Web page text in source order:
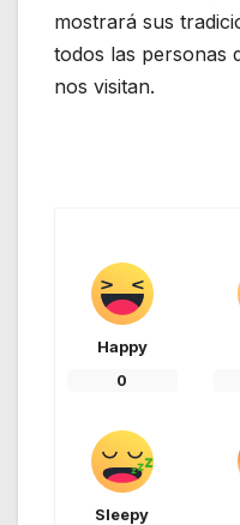
mostrará sus
todos las personas
nos visitan.
Happy
0
Sleepy